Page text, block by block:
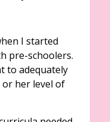
I started
pre-schoolers.
to adequately
or her level of